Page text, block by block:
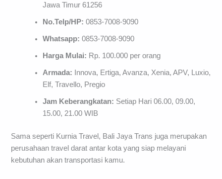
Jawa Timur 61256
No.Telp/HP:0853-7008-9090
Whatsapp:0853-7008-9090
Harga Mulai: Rp. 100.000 per orang
Armada:
Innova, Ertiga, Avanza, Xenia, APV, Luxio,
Elf, Travello, Pregio
Jam Keberangkatan: Setiap Hari 06.00, 09.00,
15.00, 21.00 WIB
Sama seperti Kurnia Travel, Bali Jaya Trans juga merupakan
perusahaan travel darat antar kota yang siap melayani
kebutuhan akan transportasi kamu.